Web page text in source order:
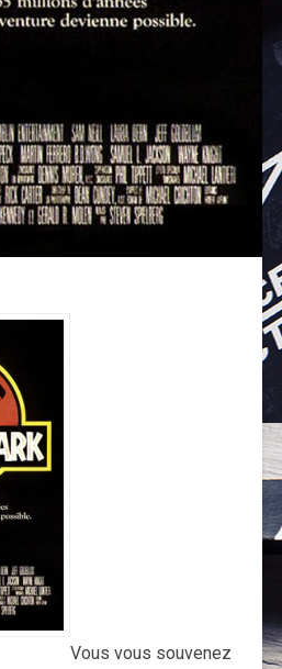
Vous vous souvenez